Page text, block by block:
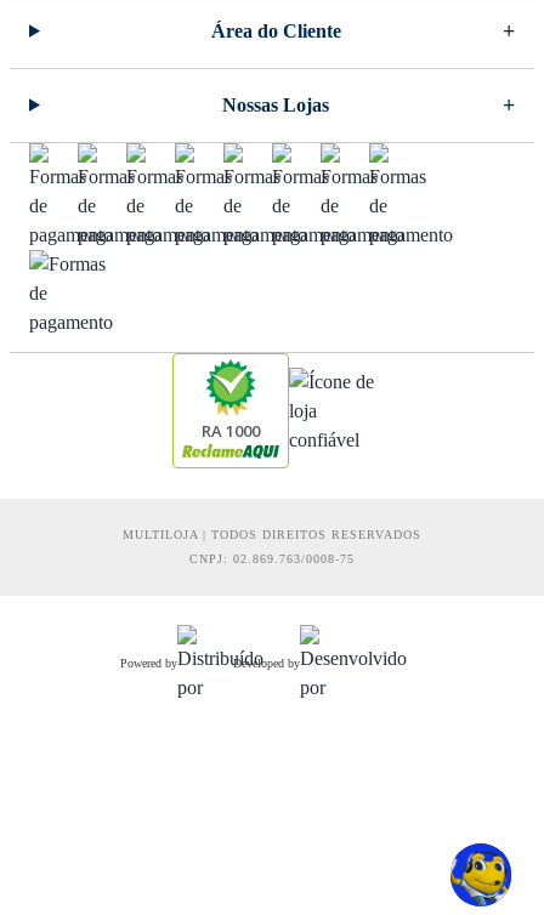
Área do Cliente
Nossas Lojas
RA 1000
MULTILOJA | TODOS DIREITOS RESERVADOS
CNPJ: 02.869.763/0008-75
Powered by Developed by